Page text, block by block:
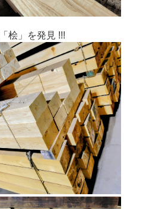
桧」を発見 !!!